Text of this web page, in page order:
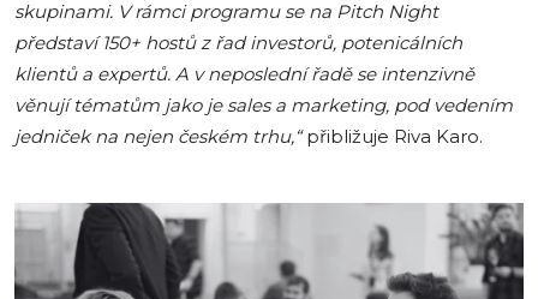
skupinami. V rámci programu se na Pitch Night
představí 150+ hostů z řad investorů, potenicálních
klientů a expertů. A v neposlední řadě se intenzivně
věnují tématům jako je sales a marketing, pod vedením
jedniček na nejen českém trhu,“přibližuje Riva Karo.